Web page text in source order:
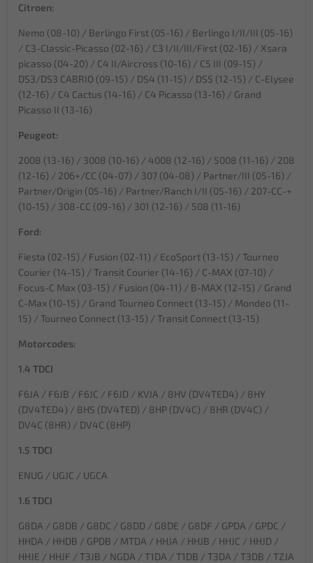
Citroen:
Nemo (08-10) / Berlingo First (05-16) / Berlingo I/II/III (05-16)
/ C3-Classic-Picasso (02-16) / C3 I/II/III/First (02-16) / Xsara
picasso (04-20) / C4 II/Aircross (10-16) / C5 III (09-15) /
DS3/DS3 CABRIO (09-15) / DS4 (11-15) / DS5 (12-15) / C-Elysee
(12-16) / C4 Cactus (14-16) / C4 Picasso (13-16) / Grand
Picasso II (13-16)
Peugeot:
2008 (13-16) / 3008 (10-16) / 4008 (12-16) / 5008 (11-16) / 208
(12-16) / 206+/CC (04-07) / 307 (04-08) / Partner/III (05-16) /
Partner/Origin (05-16) / Partner/Ranch I/II (05-16) / 207-CC-+
(10-15) / 308-CC (09-16) / 301 (12-16) / 508 (11-16)
Ford:
Fiesta (02-15) / Fusion (02-11) / EcoSport (13-15) / Tourneo
Courier (14-15) / Transit Courier (14-16) / C-MAX (07-10) /
Focus-C Max (03-15) / Fusion (04-11) / B-MAX (12-15) / Grand
C-Max (10-15) / Grand Tourneo Connect (13-15) / Mondeo (11-
15) / Tourneo Connect (13-15) / Transit Connect (13-15)
Motorcodes:
1.4 TDCI
F6JA / F6JB / F6JC / F6JD / KVJA / 8HV (DV4TED4) / 8HY
(DV4TED4) / 8HS (DV4TED) / 8HP (DV4C) / 8HR (DV4C) /
DV4C (8HR) / DV4C (8HP)
1.5 TDCI
ENUG / UGJC / UGCA
1.6 TDCI
G8DA / G8DB / G8DC / G8DD / G8DE / G8DF / GPDA / GPDC /
HHDA / HHDB / GPDB / MTDA / HHJA / HHJB / HHJC / HHJD /
HHJE / HHJF / T3JB / NGDA / T1DA / T1DB / T3DA / T3DB / TZJA